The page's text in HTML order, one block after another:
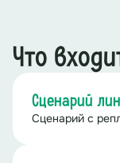
Что
Сценарий
Сценарий с